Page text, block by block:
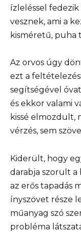
ízleléssel
vesznek, ami a
kisméretű, puha
Az orvos úgy
ezt a
segítségével
és ekkor valami
kissé elmozdult,
vérzés, sem
Kiderült, hogy
darabja szorult a
az erős tapadás
ínyszövet része
műanyag szó
probléma